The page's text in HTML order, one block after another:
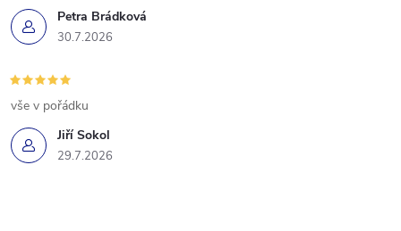
Petra Brádková
30.7.2026
Jiří Sokol
29.7.2026
vše v pořádku